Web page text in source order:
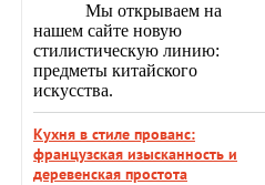
Мы открываем на
нашем сайте новую
стилистическую линию:
предметы китайского
искусства.
Кухня в стиле прованс:
французская изысканность и
деревенская простота